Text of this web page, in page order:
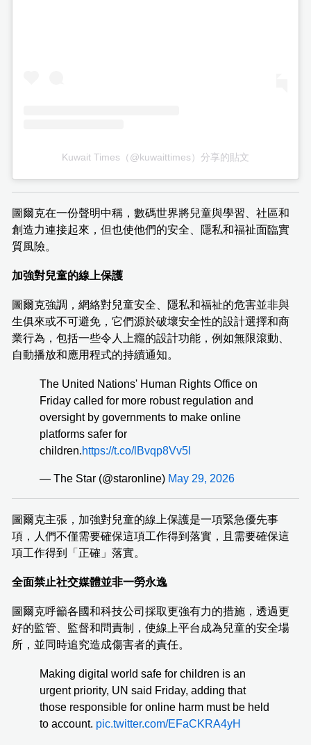
Kuwait Times（@kuwaittimes）分享的貼文
圖爾克在一份聲明中稱，數碼世界將兒童與學習、社區和
創造力連接起來，但也使他們的安全、隱私和福祉面臨實
質風險。
加強對兒童的線上保護
圖爾克強調，網絡對兒童安全、隱私和福祉的危害並非與
生俱來或不可避免，它們源於破壞安全性的設計選擇和商
業行為，包括一些令人上癮的設計功能，例如無限滾動、
自動播放和應用程式的持續通知。
The ⁠United Nations' Human Rights ‌Office on
Friday called for more robust regulation ​and
oversight by ⁠governments to ⁠make online
platforms safer ⁠for
‌children.https://t.co/lBvqp8Vv5l
— The Star (@staronline) May 29, 2026
圖爾克主張，加強對兒童的線上保護是一項緊急優先事
項，人們不僅需要確保這項工作得到落實，且需要確保這
項工作得到「正確」落實。
全面禁止社交媒體並非一勞永逸
圖爾克呼籲各國和科技公司採取更強有力的措施，透過更
好的監管、監督和問責制，使線上平台成為兒童的安全場
所，並同時追究造成傷害者的責任。
Making digital world safe for children is an
urgent priority, UN said Friday, adding that
those responsible for online harm must be held
to account. pic.twitter.com/EFaCKRA4yH